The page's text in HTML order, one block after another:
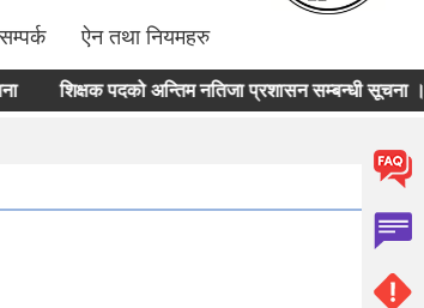
सम्पर्क ऐन तथा नियमहरु
शिक्षक पदको अन्तिम नतिजा प्रशासन सम्बन्धी सूचना ।